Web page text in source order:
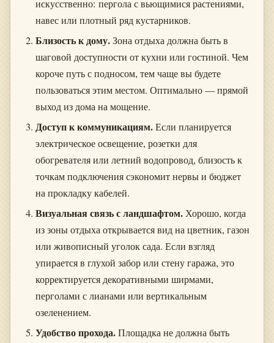
искусственно: пергола с вьющимися растениями,
навес или плотный ряд кустарников.
Близость к дому.Зона отдыха должна быть в
шаговой доступности от кухни или гостиной. Чем
короче путь с подносом, тем чаще вы будете
пользоваться этим местом. Оптимально — прямой
выход из дома на мощение.
Доступ к коммуникациям.Если планируется
электрическое освещение, розетки для
обогревателя или летний водопровод, близость к
точкам подключения сэкономит нервы и бюджет
на прокладку кабелей.
Визуальная связь с ландшафтом.Хорошо, когда
из зоны отдыха открывается вид на цветник, газон
или живописный уголок сада. Если взгляд
упирается в глухой забор или стену гаража, это
корректируется декоративными ширмами,
перголами с лианами или вертикальным
озеленением.
Удобство прохода.Площадка не должна быть